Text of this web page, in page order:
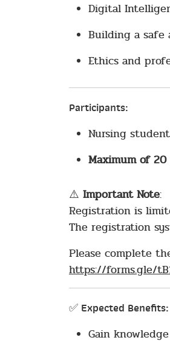
Digital
Building a safe
Ethics and
Participants:
Nursing
Maximum of
⚠️ Important Note:
Registration is
The registration
Please complete
https://forms.gle/
✅ Expected Benefits:
Gain